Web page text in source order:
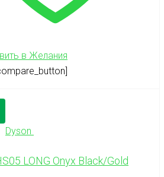
в Желания
Dyson
LONG Onyx Black/Gold